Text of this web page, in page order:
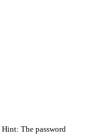
Hint: The password